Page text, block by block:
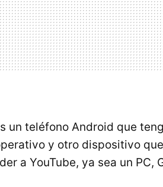
un teléfono Android que
y otro dispositivo
a YouTube, ya sea un PC,